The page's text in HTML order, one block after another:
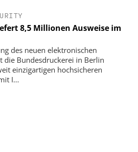
8,5 Millionen Ausweise im
des neuen elektronischen
die Bundesdruckerei in Berlin
einzigartigen hochsicheren
I...